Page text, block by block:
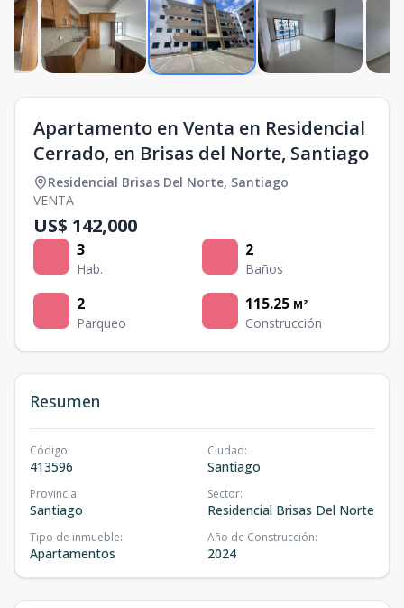
Apartamento en Venta en Residencial
Cerrado, en Brisas del Norte, Santiago
Residencial Brisas Del Norte, Santiago
VENTA
US$ 142,000
3
Hab.
2
Baños
2
Parqueo
115.25 M²
Construcción
Resumen
Código:
413596
Ciudad:
Santiago
Provincia:
Santiago
Sector:
Residencial Brisas Del Norte
Tipo de inmueble:
Apartamentos
Año de Construcción:
2024